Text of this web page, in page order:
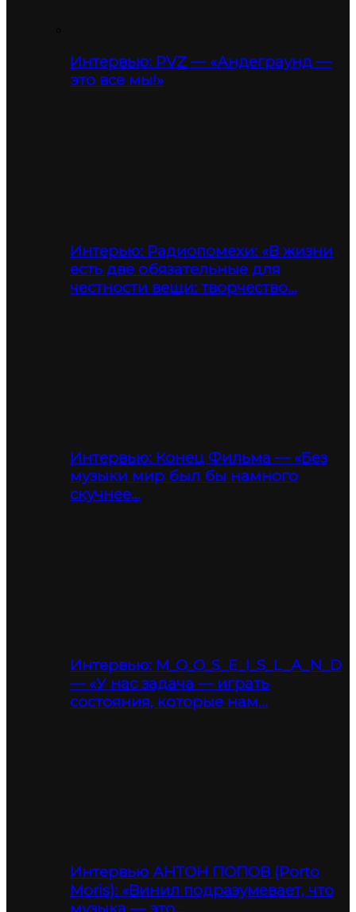
Интервью: PVZ — «Андеграунд —
это все мы!»
Интерью: Радиопомехи: «В жизни
есть две обязательные для
честности вещи: творчество…
Интервью: Конец Фильма — «Без
музыки мир был бы намного
скучнее…
Интервью: M_O_O_S_E_I_S_L_A_N_D
— «У нас задача — играть
состояния, которые нам…
Интервью АНТОН ПОПОВ (Porto
Moris): «Винил подразумевает, что